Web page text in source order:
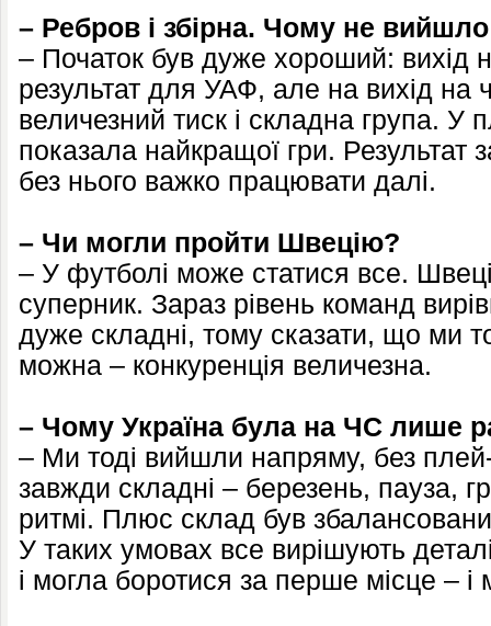
– Ребров і збірна. Чому не вийшло
– Початок був дуже хороший: вихід
результат для УАФ, але на вихід на
величезний тиск і складна група.
показала найкращої гри. Результат
без нього важко працювати далі.
– Чи могли пройти Швецію?
– У футболі може статися все.
суперник. Зараз рівень команд
дуже складні, тому сказати, що ми
можна – конкуренція величезна.
– Чому Україна була на ЧС лише
– Ми тоді вийшли напряму, без
завжди складні – березень, пауза,
ритмі. Плюс склад був
У таких умовах все вирішують
і могла боротися за перше місце –